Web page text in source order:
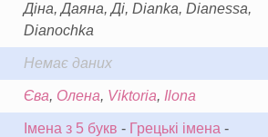
Діна, Даяна, Ді, Dianka, Dianessa,
Dianochka
Немає даних
Єва, Олена, Viktoria, Ilona
Імена з 5 букв - Грецькі імена -